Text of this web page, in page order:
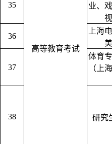
高等教育考试
35
业、
36
上海
37
体育
（上
38 研究